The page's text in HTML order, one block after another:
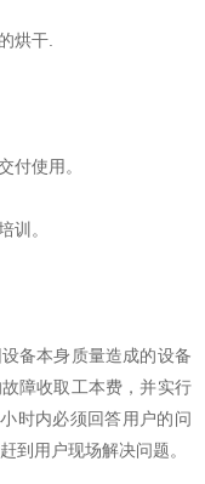
烘干.
使用。
。
本身质量造成的设备
障收取工本费，并实行
时内必须回答用户的问
到用户现场解决问题。